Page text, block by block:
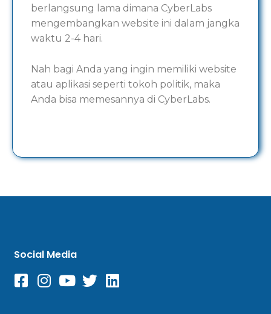
berlangsung lama dimana CyberLabs
mengembangkan website ini dalam jangka
waktu 2-4 hari.
Nah bagi Anda yang ingin memiliki website
atau aplikasi seperti tokoh politik, maka
Anda bisa memesannya di CyberLabs.
Social Media